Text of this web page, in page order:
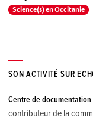
Science(s) en Occitanie
SON ACTIVITÉ SUR
Centre de
contributeur de la